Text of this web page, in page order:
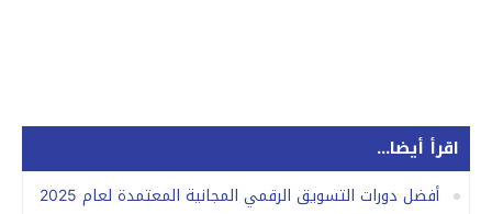
اقرأ أيضا...
أفضل دورات التسويق الرقمي المجانية المعتمدة لعام 2025